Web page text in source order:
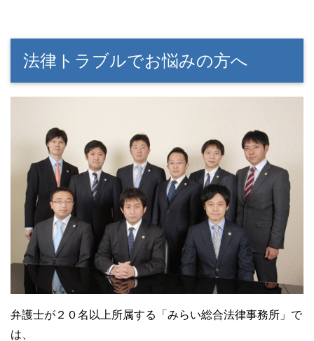
法律トラブルでお悩みの方へ
弁護士が２０名以上所属する「みらい総合法律事務所」で
は、